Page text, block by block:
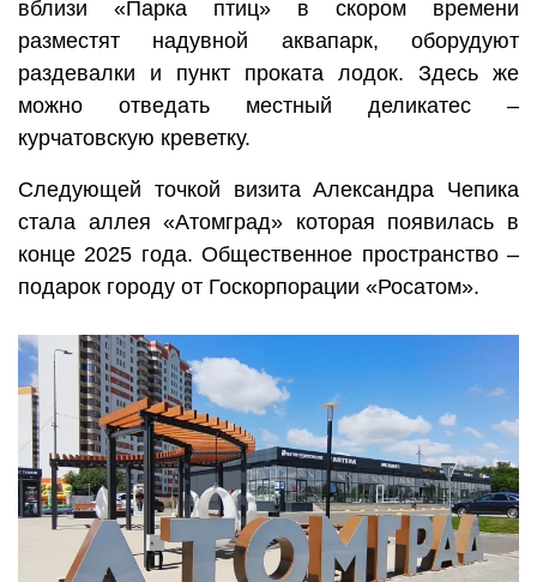
вблизи «Парка птиц» в скором времени
разместят надувной аквапарк, оборудуют
раздевалки и пункт проката лодок. Здесь же
можно отведать местный деликатес –
курчатовскую креветку.
Следующей точкой визита Александра Чепика
стала аллея «Атомград» которая появилась в
конце 2025 года. Общественное пространство –
подарок городу от Госкорпорации «Росатом».